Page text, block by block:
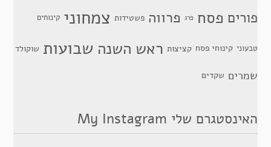
פורים פסח פרג פרווה פשטידות צמחוני קינוחים
טבעוני קינוחי פסח קציצות ראש השנה שבועות שוקולד
שמרים שקדים
האינסטגרם שלי My Instagram